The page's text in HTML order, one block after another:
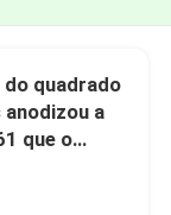
do quadrado
a
que o
V